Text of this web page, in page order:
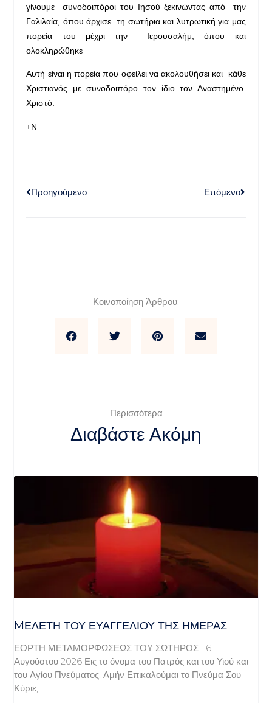
γίνουμε συνοδοιπόροι του Ιησού ξεκινώντας από την
Γαλιλαία, όπου άρχισε τη σωτήρια και λυτρωτική για μας
πορεία του μέχρι την Ιερουσαλήμ, όπου και
ολοκληρώθηκε
Αυτή είναι η πορεία που οφείλει να ακολουθήσει και κάθε
Χριστιανός με συνοδοιπόρο τον ίδιο τον Αναστημένο
Χριστό.
+Ν
Προηγούμενο Επόμενο
Κοινοποίηση Άρθρου:
Περισσότερα
Διαβάστε Ακόμη
MΕΛΈΤΗ ΤΟΥ ΕΥΑΓΓΕΛΊΟΥ ΤΗΣ ΗΜΈΡΑΣ
ΕΟΡΤΗ ΜΕΤΑΜΟΡΦΩΣΕΩΣ ΤΟΥ ΣΩΤΗΡΟΣ 6
Αυγούστου 2026 Εις το όνομα του Πατρός και του Υιού και
του Αγίου Πνεύματος. Αμήν Επικαλούμαι το Πνεύμα Σου
Κύριε,